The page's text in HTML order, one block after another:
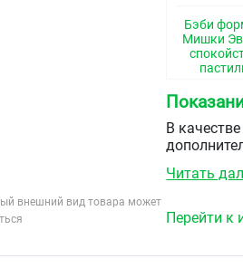
внешний вид товара может
Бэби
Мишки
2,5г
В
Читать
Перейти к